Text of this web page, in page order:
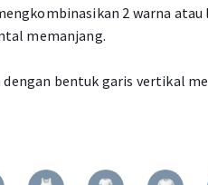
2 warna atau
memanjang.
bentuk garis vertikal